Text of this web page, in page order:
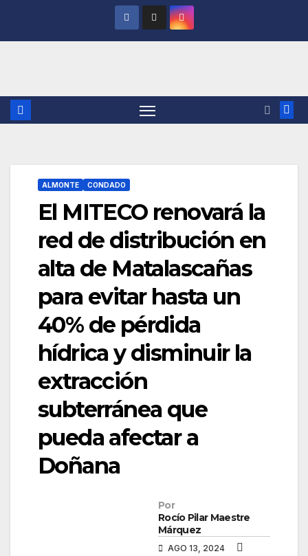
ALMONTE CONDADO
El MITECO renovará la
red de distribución en
alta de Matalascañas
para evitar hasta un
40% de pérdida
hídrica y disminuir la
extracción
subterránea que
pueda afectar a
Doñana
Por
Rocío Pilar Maestre
Márquez
AGO 13, 2024